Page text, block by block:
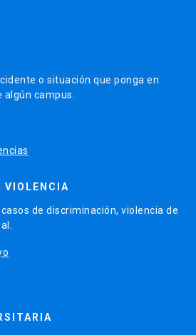
o situación que ponga en
algún campus.
VIOLENCIA
de discriminación, violencia de